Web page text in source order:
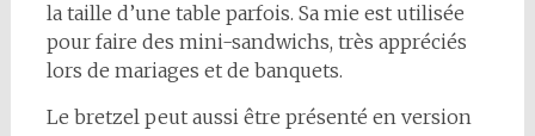
la taille d’une table parfois. Sa mie est utilisée
pour faire des mini-sandwichs, très appréciés
lors de mariages et de banquets.
Le bretzel peut aussi être présenté en version